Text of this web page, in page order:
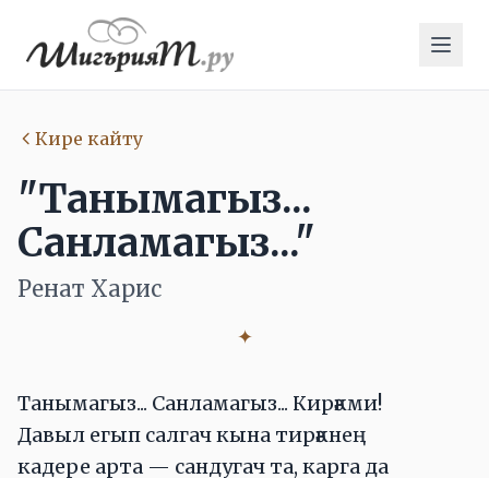
Кире кайту
"Танымагыз...
Санламагыз..."
Ренат Харис
✦
Танымагыз... Санламагыз... Кирәкми!
Давыл егып салгач кына тирәкнең
кадере арта — сандугач та, карга да